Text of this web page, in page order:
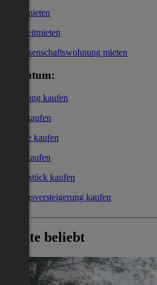
Büro mieten
Kurzzeitmieten
Genossenschaftswohnung mieten
Eigentum:
Wohnung kaufen
Haus kaufen
Garage kaufen
Büro kaufen
Grundstück kaufen
Zwangsversteigerung kaufen
Heute beliebt